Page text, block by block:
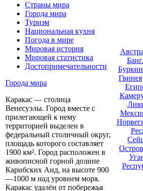
Страны мира
Города мира
Туризм
Национальная кухня
Погода в мире
Мировая история
Мировая статистика
Достопримечательности
Города мира
Каракас — столица
Венесуэлы. Город вместе с
прилегающей к нему
территорией выделен в
федеральный столичный округ,
площадь которого составляет
1900 км². Город расположен в
живописной горной долине
Карибских Анд, на высоте 900
—1000 м над уровнем моря.
Каракас удалён от побережья
Гвинея